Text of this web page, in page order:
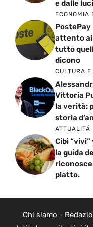
e dalle
ECONOMIA
attento
tutto
dicono
CULTURA E
Vittoria
la verità:
storia
ATTUALITÁ
Cibi
la guida
piatto.
Chi siamo -